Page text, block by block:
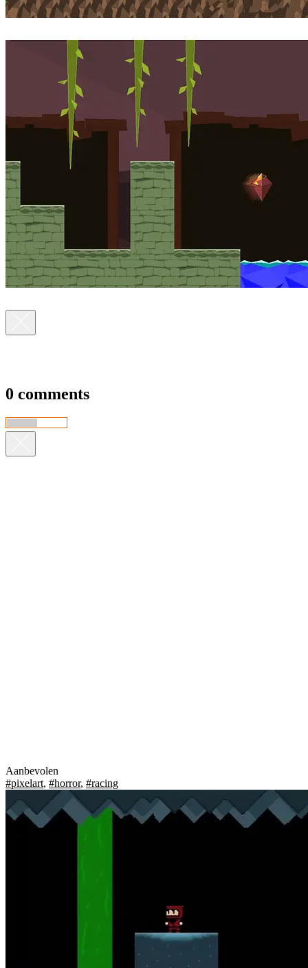
0 comments
Aanbevolen
#pixelart, #horror, #racing